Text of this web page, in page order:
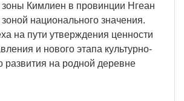
зоны Кимлиен в провинции Нгеан
зоной национального значения.
на пути утверждения ценности
и нового этапа культурно-
развития на родной деревне